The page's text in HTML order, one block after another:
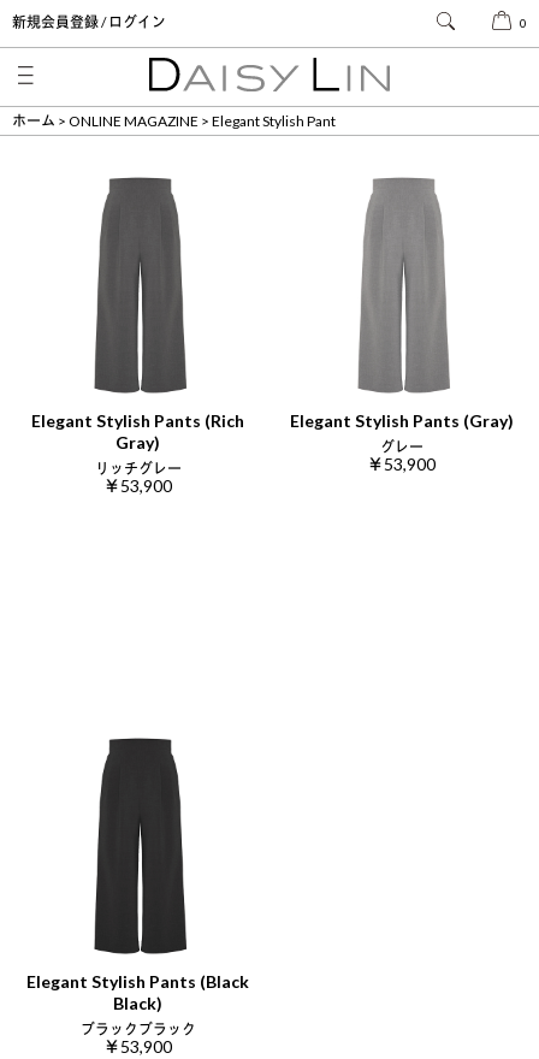
新規会員登録 / ログイン 0
ホーム ONLINE MAGAZINE Elegant Stylish Pant
Elegant Stylish Pants (Rich
Gray)
リッチグレー
￥53,900
Elegant Stylish Pants (Gray)
グレー
￥53,900
Elegant Stylish Pants (Black
Black)
ブラックブラック
￥53,900